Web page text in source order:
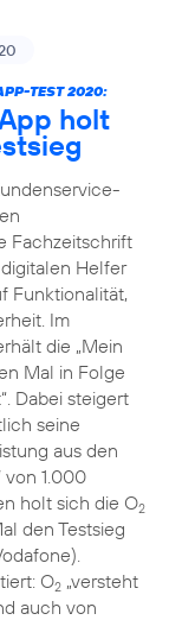
TEST 2020:
holt
Fachzeitschrift
Helfer
Funktionalität,
Im
die „Mein
Mal in Folge
Dabei steigert
seine
aus den
von 1.000
holt sich die O2
den Testsieg
O2„versteht
auch von